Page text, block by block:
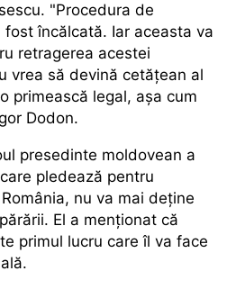
"Procedura de
încălcată. Iar aceasta va
retragerea acestei
vrea să devină cetățean al
primească legal, așa cum
Dodon.
presedinte moldovean a
pledează pentru
nu va mai deține
El a menționat că
primul lucru care îl va face